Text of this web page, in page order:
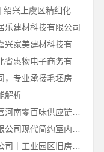
绍兴卓鑫装饰材料有限公司 | 绍兴上虞区精细化全包质量有保障
乐建材科技有限公司
解析
全程护航量贩零食铺无忧经营河南零百味供应链有限公司